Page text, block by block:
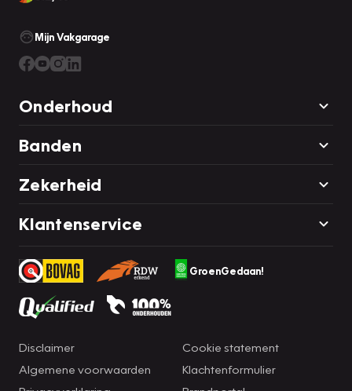
Mijn Vakgarage
Onderhoud
Banden
Zekerheid
Klantenservice
GroenGedaan!
Disclaimer
Algemene voorwaarden
Cookie statement
Klachtenformulier